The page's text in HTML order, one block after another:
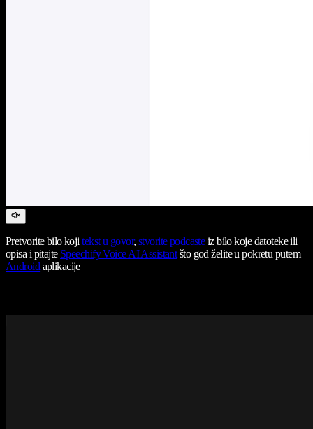
Pretvorite bilo kojitekst u govor, stvorite podcasteiz bilo koje datoteke ili
opisa i pitajte Speechify Voice AI Assistantšto god želite u pokretu putem
Androidaplikacije